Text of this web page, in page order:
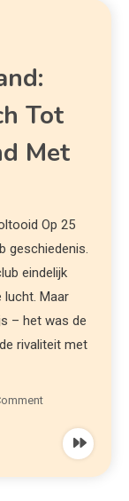
Tot
Met
Op 25
geschiedenis.
eindelijk
lucht. Maar
– het was de
rivaliteit met